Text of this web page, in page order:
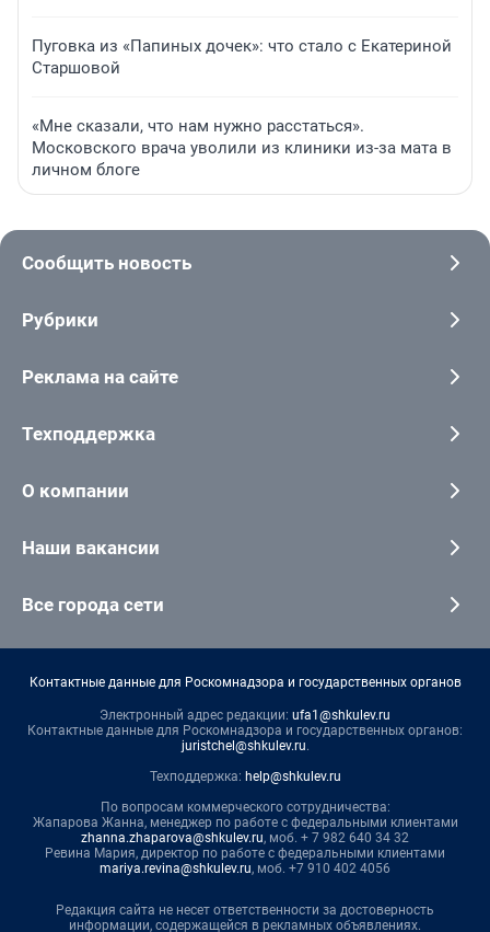
Пуговка из «Папиных дочек»: что стало с Екатериной
Старшовой
«Мне сказали, что нам нужно расстаться».
Московского врача уволили из клиники из-за мата в
личном блоге
Сообщить новость
Рубрики
Реклама на сайте
Техподдержка
О компании
Наши вакансии
Все города сети
Контактные данные для Роскомнадзора и государственных органов
Электронный адрес редакции: ufa1@shkulev.ru
Контактные данные для Роскомнадзора и государственных органов:
juristchel@shkulev.ru.
Техподдержка: help@shkulev.ru
По вопросам коммерческого сотрудничества:
Жапарова Жанна, менеджер по работе с федеральными клиентами
zhanna.zhaparova@shkulev.ru, моб. + 7 982 640 34 32
Ревина Мария, директор по работе с федеральными клиентами
mariya.revina@shkulev.ru, моб. +7 910 402 4056
Редакция сайта не несет ответственности за достоверность
информации, содержащейся в рекламных объявлениях.